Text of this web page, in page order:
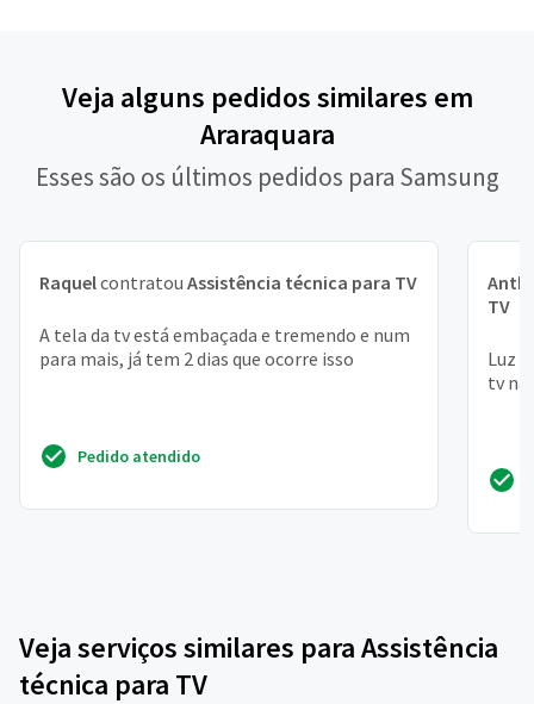
Veja alguns pedidos similares em
Araraquara
Esses são os últimos pedidos para Samsung
Raquelcontratou Assistência técnica para TV
A tela da tv está embaçada e tremendo e num
para mais, já tem 2 dias que ocorre isso
Pedido atendido
TV
Luz
tv
Veja serviços similares para Assistência
técnica para TV